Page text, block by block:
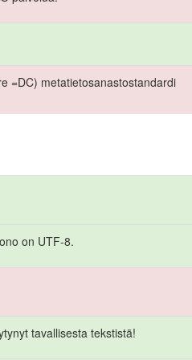
=DC) metatietosanastostandardi
on UTF-8.
tavallisesta tekstistä!